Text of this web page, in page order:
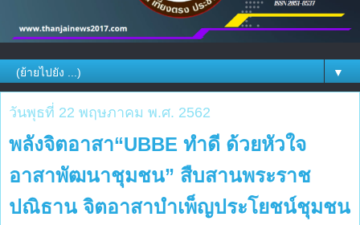
▼
วันพุธที่ 22 พฤษภาคม พ.ศ. 2562
พลังจิตอาสา“UBBE ทำดี ด้วยหัวใจ
อาสาพัฒนาชุมชน” สืบสานพระราช
ปณิธาน จิตอาสาบำเพ็ญประโยชน์ชุมชน